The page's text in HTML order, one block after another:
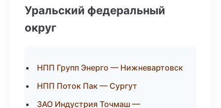
Уральский федеральный
округ
НПП Групп Энерго — Нижневартовск
НПП Поток Пак — Сургут
ЗАО Индустрия Точмаш —